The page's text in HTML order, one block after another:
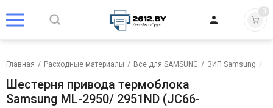
0
Главная / Расходные материалы / Все для SAMSUNG / ЗИП Samsung /
Шестерня привода термоблока
Samsung ML-2950/ 2951ND (JC66-